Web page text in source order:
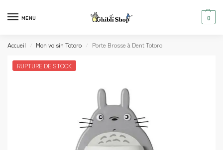
MENU 0
Accueil / Mon voisin Totoro / Porte Brosse à Dent Totoro
RUPTURE DE STOCK